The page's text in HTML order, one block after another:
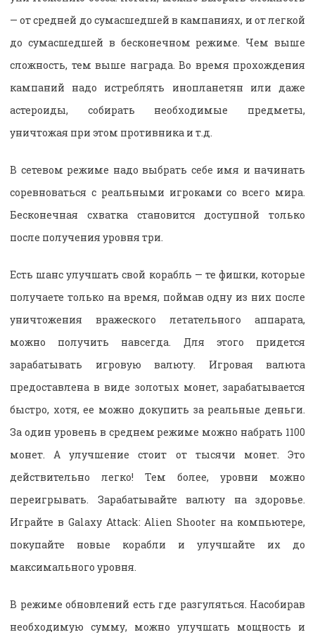
— от средней до сумасшедшей в кампаниях, и от легкой
до сумасшедшей в бесконечном режиме. Чем выше
сложность, тем выше награда. Во время прохождения
кампаний надо истреблять инопланетян или даже
астероиды, собирать необходимые предметы,
уничтожая при этом противника и т.д.
В сетевом режиме надо выбрать себе имя и начинать
соревноваться с реальными игроками со всего мира.
Бесконечная схватка становится доступной только
после получения уровня три.
Есть шанс улучшать свой корабль — те фишки, которые
получаете только на время, поймав одну из них после
уничтожения вражеского летательного аппарата,
можно получить навсегда. Для этого придется
зарабатывать игровую валюту. Игровая валюта
предоставлена в виде золотых монет, зарабатывается
быстро, хотя, ее можно докупить за реальные деньги.
За один уровень в среднем режиме можно набрать 1100
монет. А улучшение стоит от тысячи монет. Это
действительно легко! Тем более, уровни можно
переигрывать. Зарабатывайте валюту на здоровье.
Играйте в Galaxy Attack: Alien Shooter на компьютере,
покупайте новые корабли и улучшайте их до
максимального уровня.
В режиме обновлений есть где разгуляться. Насобирав
необходимую сумму, можно улучшать мощность и